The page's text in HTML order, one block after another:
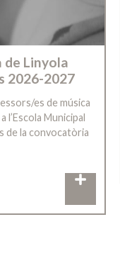
de Linyola
2026-2027
es de música
l’Escola Municipal
de la convocatòria